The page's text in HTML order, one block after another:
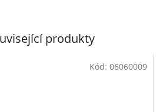
produkty
Kód: 06060009